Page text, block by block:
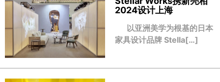
2024设计上海
以亚洲美学为根基的日本
家具设计品牌 Stella[…]